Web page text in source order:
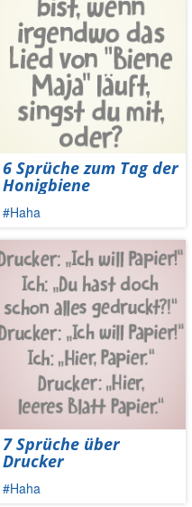
6 Sprüche zum Tag der
Honigbiene
#Haha
7 Sprüche über
Drucker
#Haha